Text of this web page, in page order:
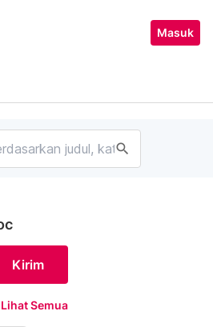
Masuk
search
Kirim
Lihat Semua